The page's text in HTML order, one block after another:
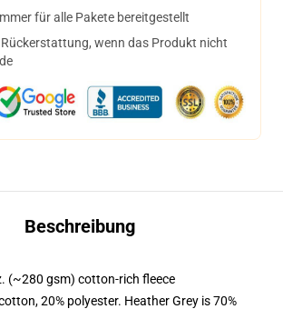
für alle Pakete bereitgestellt
wenn das Produkt nicht
Beschreibung
(~280 gsm) cotton-rich fleece
20% polyester. Heather Grey is 70%